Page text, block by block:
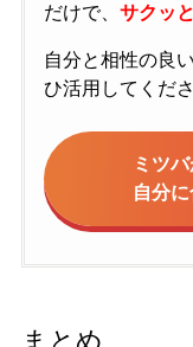
だけで、 サクッ
自分と相性の良
ひ活用してくださ
ミツ
自分
まとめ